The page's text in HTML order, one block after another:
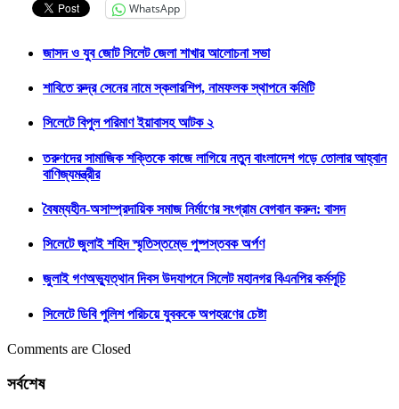
WhatsApp
জাসদ ও যুব জোট সিলেট জেলা শাখার আলোচনা সভা
শাবিতে রুদ্র সেনের নামে স্কলারশিপ, নামফলক স্থাপনে কমিটি
সিলেটে বিপুল পরিমাণ ইয়াবাসহ আটক ২
তরুণদের সামাজিক শক্তিকে কাজে লাগিয়ে নতুন বাংলাদেশ গড়ে তোলার আহ্বান
বাণিজ্যমন্ত্রীর
বৈষম্যহীন-অসাম্প্রদায়িক সমাজ নির্মাণের সংগ্রাম বেগবান করুন: বাসদ
সিলেটে জুলাই শহিদ স্মৃতিস্তম্ভে পুষ্পস্তবক অর্পণ
জুলাই গণঅভ্যুত্থান দিবস উদযাপনে সিলেট মহানগর বিএনপির কর্মসূচি
সিলেটে ডিবি পুলিশ পরিচয়ে যুবককে অপহরণের চেষ্টা
Comments are Closed
সর্বশেষ